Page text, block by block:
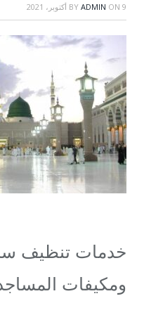
BY ADMIN ON 9 أكتوبر، 2021
خدمات تنظيف
ومكيفات